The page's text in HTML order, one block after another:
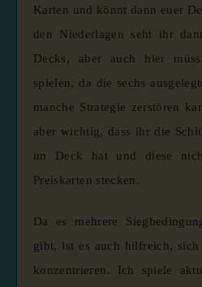
Karten und könnt dann euer
den Niederlagen seht ihr
Decks, aber auch hier
spielen, da die sechs
manche Strategie zerstören
aber wichtig, dass ihr die
im Deck hat und diese
Preiskarten stecken.
Da es mehrere
gibt, ist es auch hilfreich,
konzentrieren. Ich spiele